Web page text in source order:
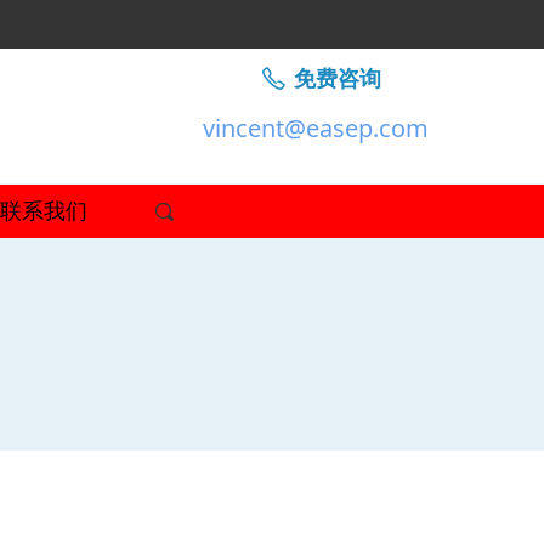
联系我们 끠
vincent@easep.com
ꂅ 免费咨询